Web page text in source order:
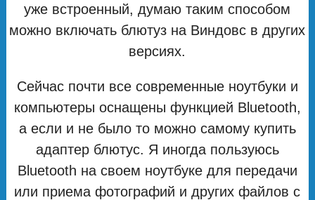
уже встроенный, думаю таким способом
можно включать блютуз на Виндовс в других
версиях.
Сейчас почти все современные ноутбуки и
компьютеры оснащены функцией Bluetooth,
а если и не было то можно самому купить
адаптер блютус. Я иногда пользуюсь
Bluetooth на своем ноутбуке для передачи
или приема фотографий и других файлов с